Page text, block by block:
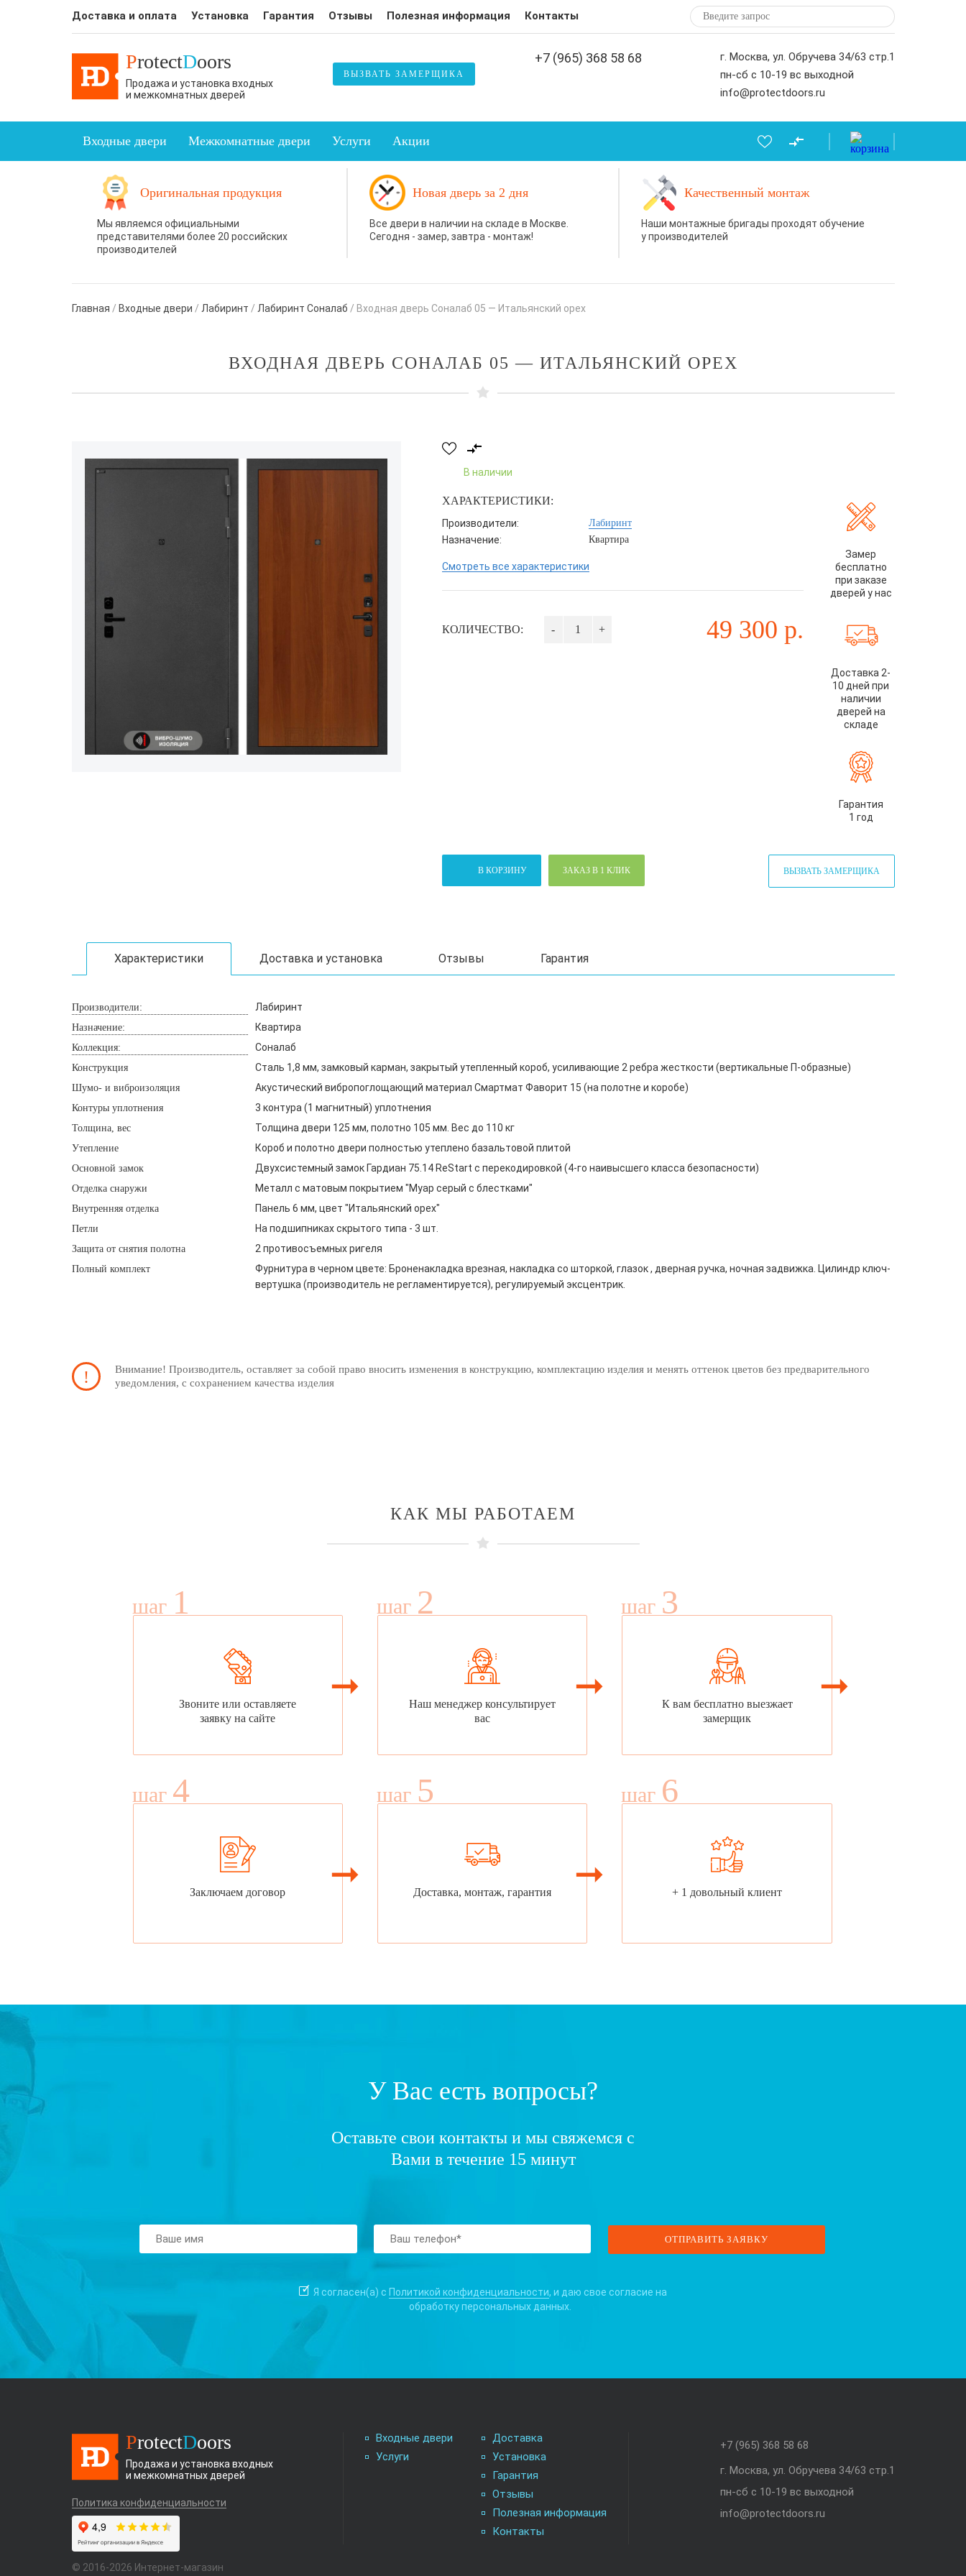
Доставка и оплата Установка Гарантия Отзывы Полезная информация Контакты
ProtectDoors
Продажа и установка входных
и межкомнатных дверей
ВЫЗВАТЬ ЗАМЕРЩИКА
+7 (965) 368 58 68
г. Москва, ул. Обручева 34/63 стр.1
пн-сб с 10-19 вс выходной
info@protectdoors.ru
Входные двери Межкомнатные двери Услуги Акции
Оригинальная продукция
Мы являемся официальными
представителями более 20 российских
производителей
Новая дверь за 2 дня
Все двери в наличии на складе в Москве.
Сегодня - замер, завтра - монтаж!
Качественный монтаж
Наши монтажные бригады проходят обучение
у производителей
Главная / Входные двери / Лабиринт / Лабиринт Соналаб / Входная дверь Соналаб 05 — Итальянский орех
ВХОДНАЯ ДВЕРЬ СОНАЛАБ 05 — ИТАЛЬЯНСКИЙ ОРЕХ
В наличии
ХАРАКТЕРИСТИКИ:
Производители: Лабиринт
Назначение: Квартира
Смотреть все характеристики
КОЛИЧЕСТВО: - + 49 300 р.
Замер
бесплатно
при заказе
дверей у нас
Доставка 2-
10 дней при
наличии
дверей на
складе
Гарантия
1 год
В КОРЗИНУ ЗАКАЗ В 1 КЛИК ВЫЗВАТЬ ЗАМЕРЩИКА
Характеристики Доставка и установка Отзывы Гарантия
Производители: Лабиринт
Назначение: Квартира
Коллекция: Соналаб
Конструкция Сталь 1,8 мм, замковый карман, закрытый утепленный короб, усиливающие 2 ребра жесткости (вертикальные П-образные)
Шумо- и виброизоляция Акустический вибропоглощающий материал Смартмат Фаворит 15 (на полотне и коробе)
Контуры уплотнения 3 контура (1 магнитный) уплотнения
Толщина, вес Толщина двери 125 мм, полотно 105 мм. Вес до 110 кг
Утепление Короб и полотно двери полностью утеплено базальтовой плитой
Основной замок Двухсистемный замок Гардиан 75.14 ReStart с перекодировкой (4-го наивысшего класса безопасности)
Отделка снаружи Металл с матовым покрытием "Муар серый с блестками"
Внутренняя отделка Панель 6 мм, цвет "Итальянский орех"
Петли На подшипниках скрытого типа - 3 шт.
Защита от снятия полотна 2 противосъемных ригеля
Полный комплект
Фурнитура в черном цвете: Броненакладка врезная, накладка со шторкой, глазок , дверная ручка, ночная задвижка. Цилиндр ключ-
вертушка (производитель не регламентируется), регулируемый эксцентрик.
Внимание! Производитель, оставляет за собой право вносить изменения в конструкцию, комплектацию изделия и менять оттенок цветов без предварительного
уведомления, с сохранением качества изделия
КАК МЫ РАБОТАЕМ
шаг 1
Звоните или оставляете
заявку на сайте
шаг 2
Наш менеджер консультирует
вас
шаг 3
К вам бесплатно выезжает
замерщик
шаг 4
Заключаем договор
шаг 5
Доставка, монтаж, гарантия
шаг 6
+ 1 довольный клиент
У Вас есть вопросы?
Оставьте свои контакты и мы свяжемся с
Вами в течение 15 минут
Я согласен(а) с Политикой конфиденциальности, и даю свое согласие на
обработку персональных данных.
ProtectDoors
Продажа и установка входных
и межкомнатных дверей
Политика конфиденциальности
© 2016-2026 Интернет-магазин
Входные двери
Услуги
Доставка
Установка
Гарантия
Отзывы
Полезная информация
Контакты
+7 (965) 368 58 68
г. Москва, ул. Обручева 34/63 стр.1
пн-сб с 10-19 вс выходной
info@protectdoors.ru